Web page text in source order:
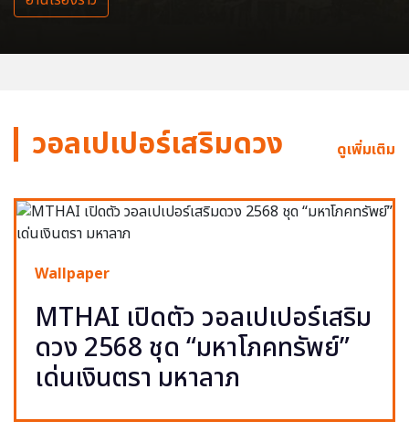
วอลเปเปอร์เสริมดวง ดูเพิ่มเติม
Wallpaper
MTHAI เปิดตัว วอลเปเปอร์เสริม
ดวง 2568 ชุด “มหาโภคทรัพย์”
เด่นเงินตรา มหาลาภ